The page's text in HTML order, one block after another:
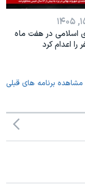
اسلامی در هفت ماه
مشاهده برنامه های قبلی